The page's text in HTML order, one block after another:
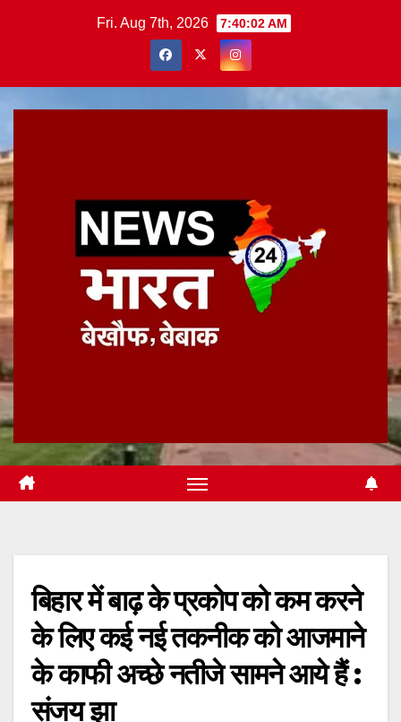
Fri. Aug 7th, 2026 7:40:03 AM
बिहार में बाढ़ के प्रकोप को कम करने
के लिए कई नई तकनीक को आजमाने
के काफी अच्छे नतीजे सामने आये हैं :
संजय झा